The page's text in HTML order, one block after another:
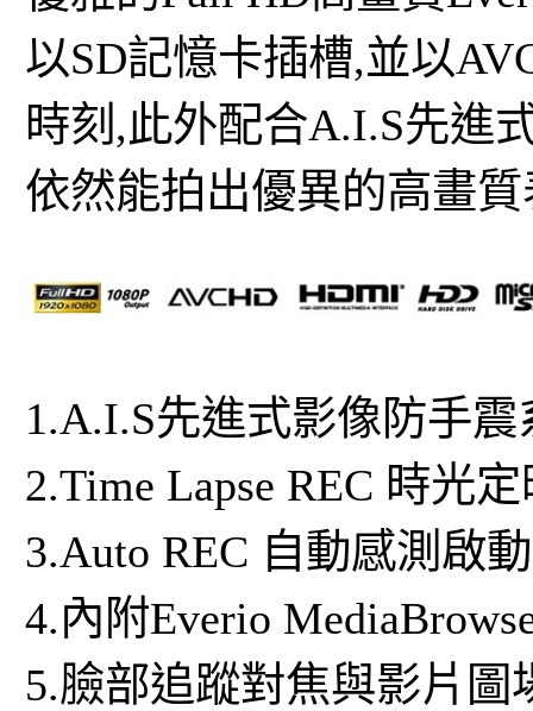
以SD記憶卡插槽,並以
時刻,此外配合A.I.S先進
依然能拍出優異的高畫
1.A.I.S先進式影像防手震
2.Time Lapse REC 時光
3.Auto REC 自動感測啟
4.內附Everio
5.臉部追蹤對焦與影片圖